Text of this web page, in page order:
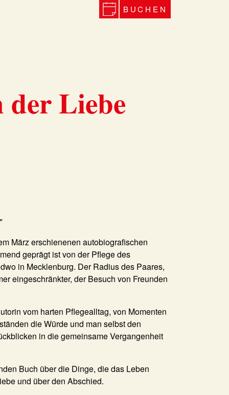
BUCHEN
der Liebe
März erschienenen autobiografischen
geprägt ist von der Pflege des
in Mecklenburg. Der Radius des Paares,
eingeschränkter, der Besuch von Freunden
vom harten Pflegealltag, von Momenten
die Würde und man selbst den
in die gemeinsame Vergangenheit
Buch über die Dinge, die das Leben
und über den Abschied.